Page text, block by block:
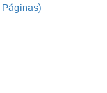
Páginas)​